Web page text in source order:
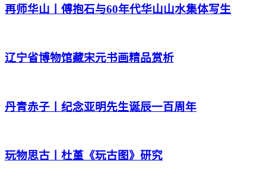
再师华山丨傅抱石与60年代华山山水集体写生
辽宁省博物馆藏宋元书画精品赏析
丹青赤子丨纪念亚明先生诞辰一百周年
玩物思古丨杜堇《玩古图》研究